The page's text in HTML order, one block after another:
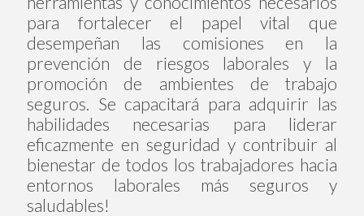
para fortalecer el papel vital que
desempeñan las comisiones en la
prevención de riesgos laborales y la
promoción de ambientes de trabajo
seguros. Se capacitará para adquirir las
habilidades necesarias para liderar
eficazmente en seguridad y contribuir al
bienestar de todos los trabajadores hacia
entornos laborales más seguros y
saludables!